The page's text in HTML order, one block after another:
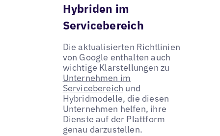
Hybriden im
Servicebereich
Die aktualisierten Richtlinien
von Google enthalten auch
wichtige Klarstellungen zu
Unternehmen im
Servicebereich und
Hybridmodelle, die diesen
Unternehmen helfen, ihre
Dienste auf der Plattform
genau darzustellen.